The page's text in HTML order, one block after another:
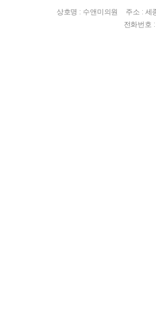
상호명 : 수앤미의원
주소 : 세
전화번호